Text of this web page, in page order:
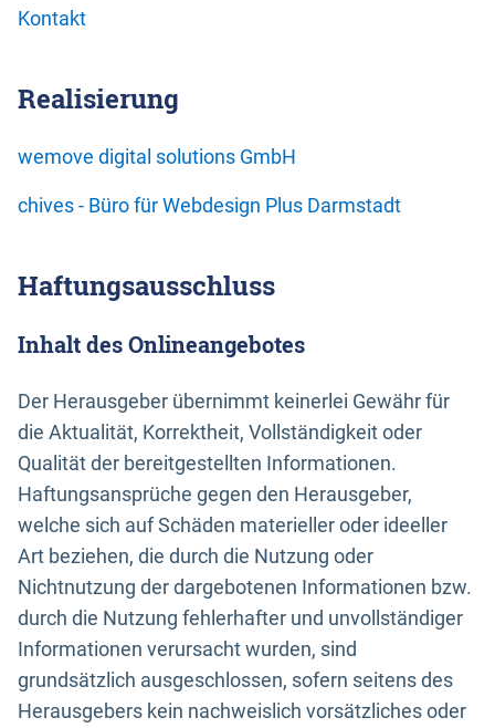
Kontakt
Realisierung
wemove digital solutions GmbH
chives - Büro für Webdesign Plus Darmstadt
Haftungsausschluss
Inhalt des Onlineangebotes
Der Herausgeber übernimmt keinerlei Gewähr für
die Aktualität, Korrektheit, Vollständigkeit oder
Qualität der bereitgestellten Informationen.
Haftungsansprüche gegen den Herausgeber,
welche sich auf Schäden materieller oder ideeller
Art beziehen, die durch die Nutzung oder
Nichtnutzung der dargebotenen Informationen bzw.
durch die Nutzung fehlerhafter und unvollständiger
Informationen verursacht wurden, sind
grundsätzlich ausgeschlossen, sofern seitens des
Herausgebers kein nachweislich vorsätzliches oder